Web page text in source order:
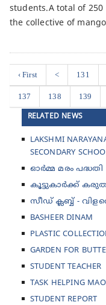
students.A total of
the collective of
‹ First < 131
137 138 139
RELATED NEWS
LAKSHMI
SECONDARY
ഓര്‍മ്മ മരം പദ്ധതി
കൂട്ടുകാര്‍ക്ക്
സീഡ് ക്ലബ്ബ് -
BASHEER DINAM
PLASTIC
GARDEN FOR
STUDENT TEACHER
TASK HELPING
STUDENT REPORT